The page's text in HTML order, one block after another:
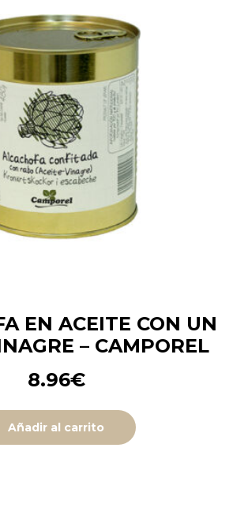
EN ACEITE CON UN
– CAMPOREL
8.96€
Añadir al carrito